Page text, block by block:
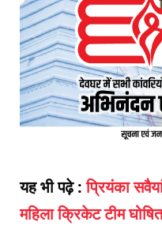
यह भी पढ़े :प्रियंका
महिला क्रिकेट टीम घोषित